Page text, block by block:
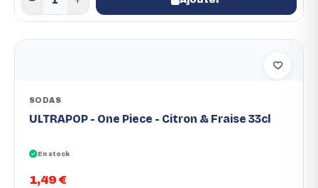
SODAS
ULTRAPOP - One Piece - Citron & Fraise 33cl
En stock
1,49 €